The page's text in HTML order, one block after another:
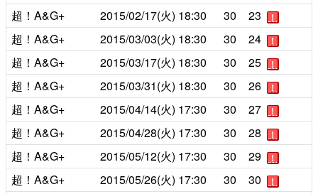
超！A&G+ 2015/02/17(火) 18:30 30 23 ！
超！A&G+ 2015/03/03(火) 18:30 30 24 ！
超！A&G+ 2015/03/17(火) 18:30 30 25 ！
超！A&G+ 2015/03/31(火) 18:30 30 26 ！
超！A&G+ 2015/04/14(火) 17:30 30 27 ！
超！A&G+ 2015/04/28(火) 17:30 30 28 ！
超！A&G+ 2015/05/12(火) 17:30 30 29 ！
超！A&G+ 2015/05/26(火) 17:30 30 30 ！